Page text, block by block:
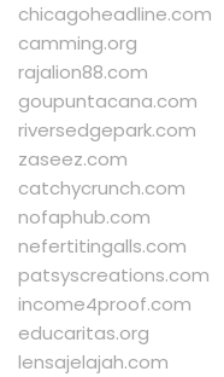
chicagoheadline.com
camming.org
rajalion88.com
goupuntacana.com
riversedgepark.com
zaseez.com
catchycrunch.com
nofaphub.com
nefertitingalls.com
patsyscreations.com
income4proof.com
educaritas.org
lensajelajah.com